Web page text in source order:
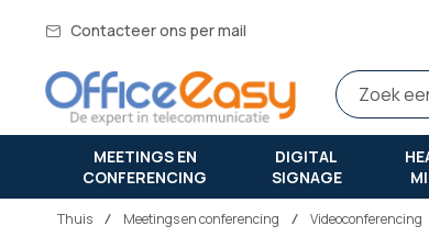
Contacteer ons per mail
MEETINGS EN
CONFERENCING
DIGITAL
SIGNAGE
Thuis meetings en conferencing Videoconferencing